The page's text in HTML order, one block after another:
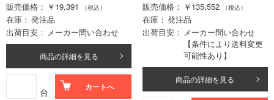
販売価格
￥19,391 （税込）
在庫
発注品
出荷目安
メーカー問い合わせ
商品の詳細を見る
台 カートへ
販売価格
￥135,552 （税込）
在庫
発注品
出荷目安
メーカー問い合わせ
【条件により送料変更
可能性あり】
商品の詳細を見る